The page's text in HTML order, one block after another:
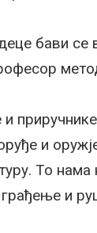
бави
и
То
и